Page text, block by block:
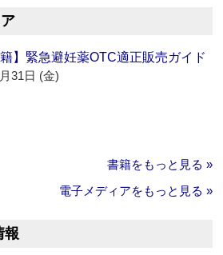
籍】緊急避妊薬OTC適正販売ガイド
31日 (金)
書籍をもっと見る »
電子メディアをもっと見る »
報